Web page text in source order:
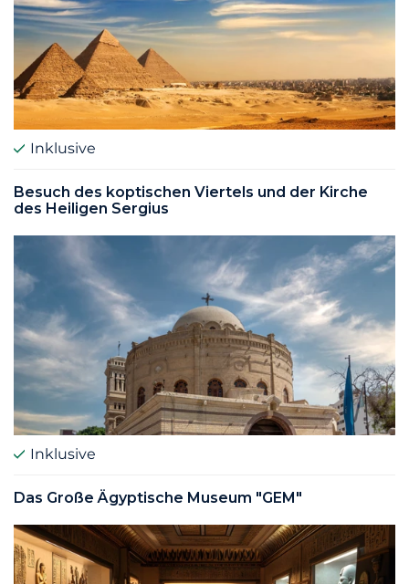
Inklusive
Besuch des koptischen Viertels und der Kirche
des Heiligen Sergius
Inklusive
Das Große Ägyptische Museum "GEM"